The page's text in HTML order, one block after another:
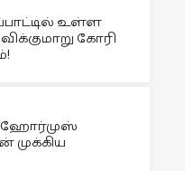
உள்ள
கோரி
ஹோர்முஸ்
முக்கிய